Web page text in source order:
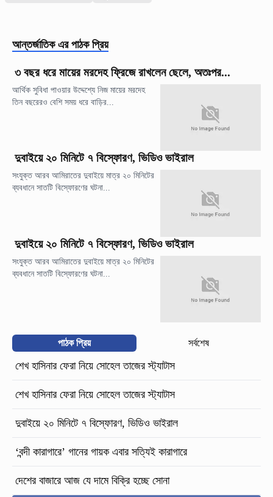
আন্তর্জাতিক এর পাঠক প্রিয়
৩ বছর ধরে মায়ের মরদেহ ফ্রিজে রাখলেন ছেলে, অতঃপর...
আর্থিক সুবিধা পাওয়ার উদ্দেশ্যে নিজ মায়ের মরদেহ
তিন বছরেরও বেশি সময় ধরে বাড়ির...
দুবাইয়ে ২০ মিনিটে ৭ বিস্ফোরণ, ভিডিও ভাইরাল
সংযুক্ত আরব আমিরাতের দুবাইয়ে মাত্র ২০ মিনিটের
ব্যবধানে সাতটি বিস্ফোরণের ঘটনা...
দুবাইয়ে ২০ মিনিটে ৭ বিস্ফোরণ, ভিডিও ভাইরাল
সংযুক্ত আরব আমিরাতের দুবাইয়ে মাত্র ২০ মিনিটের
ব্যবধানে সাতটি বিস্ফোরণের ঘটনা...
পাঠক প্রিয় সর্বশেষ
শেখ হাসিনার ফেরা নিয়ে সোহেল তাজের স্ট্যাটাস
শেখ হাসিনার ফেরা নিয়ে সোহেল তাজের স্ট্যাটাস
দুবাইয়ে ২০ মিনিটে ৭ বিস্ফোরণ, ভিডিও ভাইরাল
‘বন্দী কারাগারে’ গানের গায়ক এবার সত্যিই কারাগারে
দেশের বাজারে আজ যে দামে বিক্রি হচ্ছে সোনা